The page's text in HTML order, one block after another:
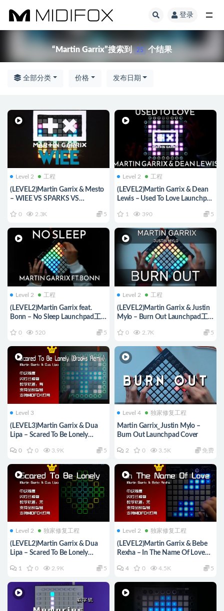
登录
“Martin Garrix”搜索到 25 个结果
全部分类 价格 发布日期
Level 2 工程
(LEVEL2)Martin Garrix & Mesto
– WIEE VS SPARKS VS
0 2.3K 5
Level 2 工程
(LEVEL2)Martin Garrix & Dean
Lewis – Used To Love Launchpad
1 390 5
Level 2 工程
(LEVEL2)Martin Garrix feat.
Bonn – No Sleep Launchpad工
0 520 5
Level 2 工程
(LEVEL2)Martin Garrix & Justin
Mylo – Burn Out Launchpad工
0 2.7K 5
Level 3
(LEVEL3)Martin Garrix & Dua
Lipa – Scared To Be Lonely
0 0 3.9K 5
Level 4 独家修复工程
Martin Garrix_Justin Mylo –
Burn Out Launchpad Cover
2 0 3.5K 免费
Level 2 独家修复工程
(LEVEL2)Martin Garrix & Dua
Lipa – Scared To Be Lonely
1 0 2.9K 5
Level 2 独家修复工程
(LEVEL2)Martin Garrix & Bebe
Rexha – In The Name Of Love
4 0 4.5K 5